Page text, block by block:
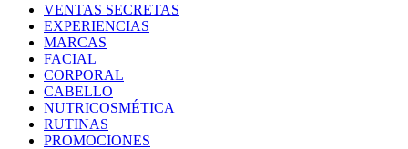
VENTAS SECRETAS
EXPERIENCIAS
MARCAS
FACIAL
CORPORAL
CABELLO
NUTRICOSMÉTICA
RUTINAS
PROMOCIONES